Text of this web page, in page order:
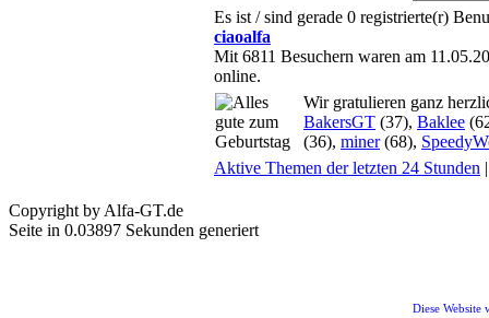
Es ist / sind gerade 0 registrierte(r)
ciaoalfa
Mit 6811 Besuchern waren am
online.
Wir gratulieren ganz
BakersGT (37), Baklee
(36), miner(68),
Aktive Themen der letzten 24 Stunden
Copyright by Alfa-GT.de
Seite in 0.03897 Sekunden generiert
Diese Website